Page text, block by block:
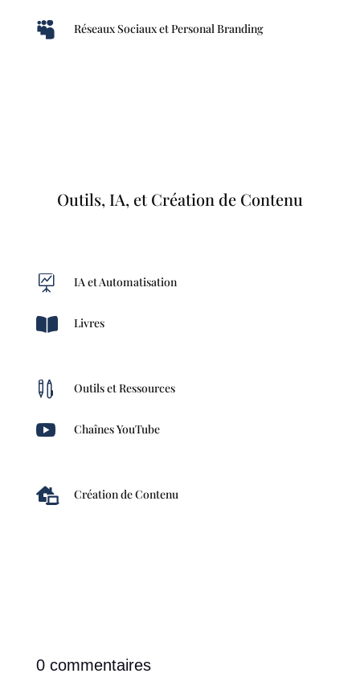
 Réseaux Sociaux et Personal Branding
Outils, IA, et Création de Contenu
 IA et Automatisation
 Livres
 Outils et Ressources
 Chaînes YouTube
 Création de Contenu
0 commentaires